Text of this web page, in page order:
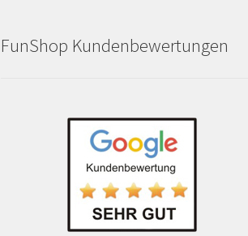
FunShop Kundenbewertungen